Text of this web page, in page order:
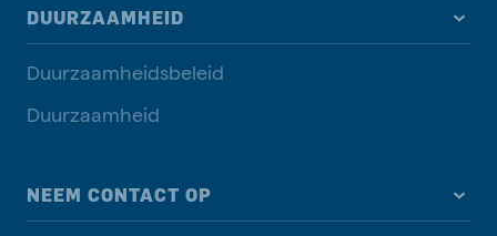
DUURZAAMHEID
Duurzaamheidsbeleid
Duurzaamheid
NEEM CONTACT OP